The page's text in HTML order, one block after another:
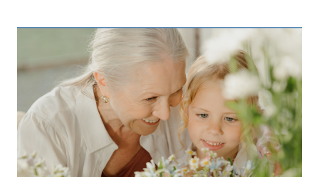
referencia a la limpieza del hogar debemos tomar
consciencia que mantener un hogar limpio es
tranquilizador y si se tiene orden más beneficioso aún. Por
otra parte si hay niños en el hogar, estos necesitan
contacto con la tierra, las plantas y los animales. Por esta
razón cuidar no caer en exageraciones. La limpieza genera
múltiples beneficios para la salud, entre ellos relajación,